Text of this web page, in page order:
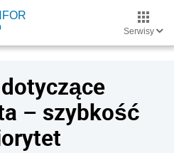
Serwisy
– szybkość